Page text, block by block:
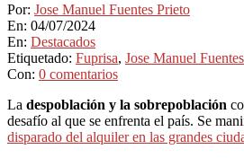
Por: Jose Manuel Fuentes Prieto
En: 04/07/2024
En: Destacados
Etiquetado: Fuprisa, Jose Manuel
Con: 0 comentarios
La despoblación y la sobrepoblación
desafío al que se enfrenta el país. Se
disparado del alquiler en las grandes